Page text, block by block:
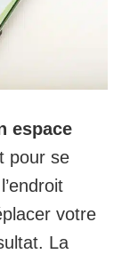
espace
pour se
votre
La